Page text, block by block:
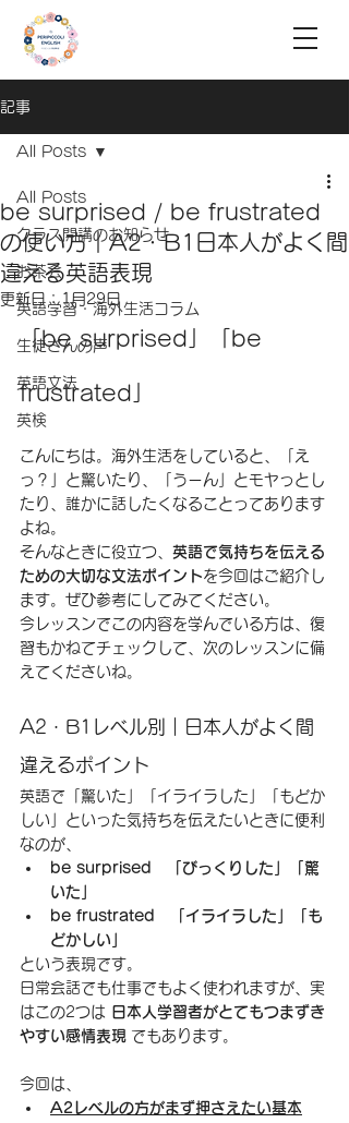
記事
All Posts
クラス開講のお知らせ
お茶会
英語学習・海外生活コラム
生徒さんの声
英語文法
英検
All Posts
be surprised / be frustrated
の使い方｜A2・B1日本人がよく間
違える英語表現
更新日： 1月29日
「be surprised」「be
frustrated」
こんにちは。海外生活をしていると、「え
っ？」と驚いたり、「うーん」とモヤっとし
たり、誰かに話したくなることってあります
よね。
そんなときに役立つ、 英語で気持ちを伝える
ための大切な文法ポイントを今回はご紹介し
ます。ぜひ参考にしてみてください。
今レッスンでこの内容を学んでいる方は、復
習もかねてチェックして、次のレッスンに備
えてくださいね。
A2・B1レベル別｜日本人がよく間
違えるポイント
英語で「驚いた」「イライラした」「もどか
しい」といった気持ちを伝えたいときに便利
なのが、
be surprised　「びっくりした」「驚
いた」
be frustrated　「イライラした」「も
どかしい」
という表現です。
日常会話でも仕事でもよく使われますが、実
はこの2つは
日本人学習者がとてもつまずき
やすい感情表現 でもあります。
今回は、
A2レベルの方がまず押さえたい基本